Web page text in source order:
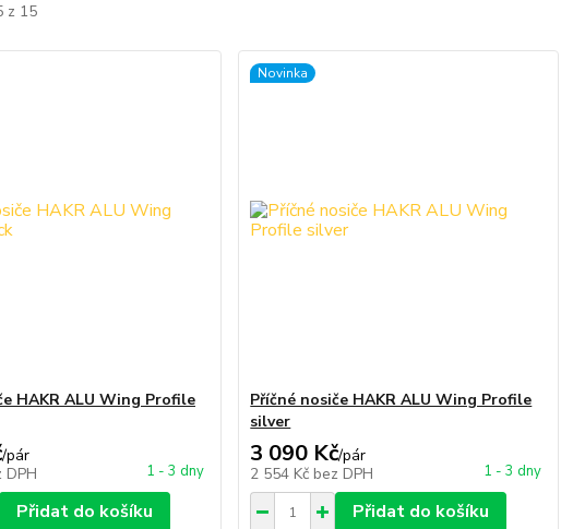
z 15
HAKR ALU Wing Profile
/pár
DPH 1 - 3 dny
Přidat do košíku
Novinka
Příčné nosiče HAKR ALU Wing Profile
silver
3 090 Kč/pár
2 554 Kč bez DPH 1 - 3 dny
Přidat do košíku